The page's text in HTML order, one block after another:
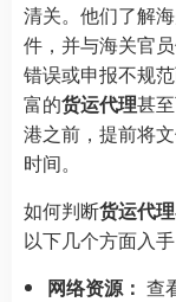
清关。他们了解
件，并与海关官
错误或申报不规
富的货运代理甚
港之前，提前将
时间。
如何判断货运代理
以下几个方面入手
网络资源： 查